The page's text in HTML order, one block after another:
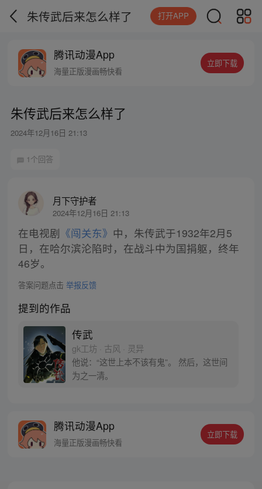
朱传武后来怎么样了 打开APP
腾讯动漫App
海量正版漫画畅快看
立即下载
朱传武后来怎么样了
2024年12月16日 21:13
1个回答
月下守护者
2024年12月16日 21:13
在电视剧 《闯关东》 中，朱传武于1932年2月5
日，在哈尔滨沦陷时，在战斗中为国捐躯，终年
46岁。
答案问题点击 举报反馈
提到的作品
传武
gk工坊 · 古风 · 灵异
他说：“这世上本不该有鬼”。 然后，这世间
为之一清。
腾讯动漫App
海量正版漫画畅快看
立即下载